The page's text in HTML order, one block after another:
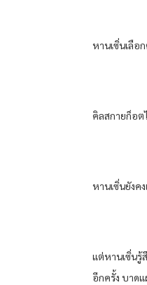
หานเซิ่นเลือ
คิลสกายก็อต
หานเซิ่นยังค
แต่หานเซิ่นรู้
อีกครั้ง บาด